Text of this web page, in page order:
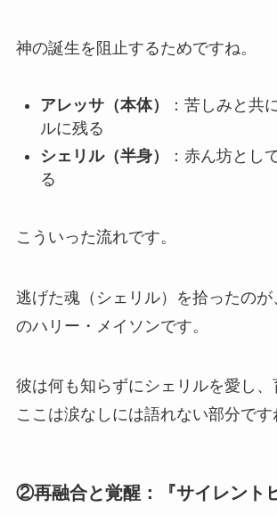
神の誕生を阻止するためですね。
アレッサ（本体）
：苦しみと共
ルに残る
シェリル（半身）
：赤ん坊とし
る
こういった流れです。
逃げた魂（シェリル）を拾ったのが
のハリー・メイソンです。
彼は何も知らずにシェリルを愛し、
ここは涙なしには語れない部分です
②再融合と覚醒：『サイレント